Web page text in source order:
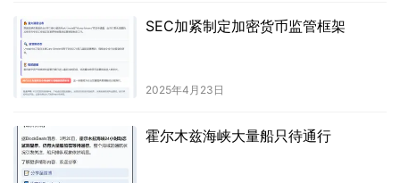
SEC加紧制定加密货币监管框架
2025年4月23日
霍尔木兹海峡大量船只待通行